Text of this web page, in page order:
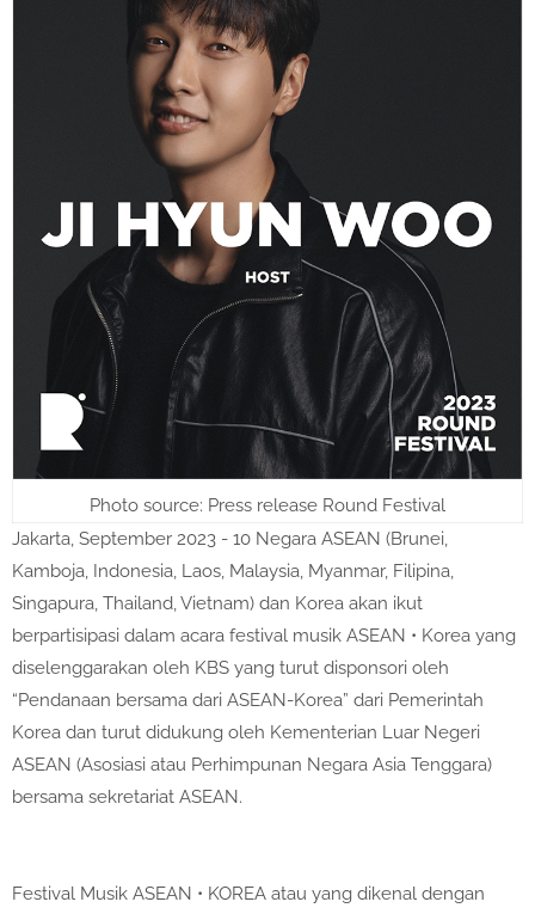
Photo source: Press release Round Festival
Jakarta, September 2023 - 10 Negara ASEAN (Brunei,
Kamboja, Indonesia, Laos, Malaysia, Myanmar, Filipina,
Singapura, Thailand, Vietnam) dan Korea akan ikut
berpartisipasi dalam acara festival musik ASEAN • Korea yang
diselenggarakan oleh KBS yang turut disponsori oleh
“Pendanaan bersama dari ASEAN-Korea” dari Pemerintah
Korea dan turut didukung oleh Kementerian Luar Negeri
ASEAN (Asosiasi atau Perhimpunan Negara Asia Tenggara)
bersama sekretariat ASEAN.
Festival Musik ASEAN • KOREA atau yang dikenal dengan